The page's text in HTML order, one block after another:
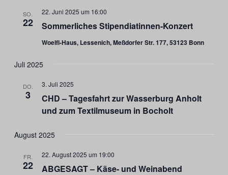
SO.
22 Sommerliches Stipendiatinnen-Konzert
22. Juni 2025 um 16:00
Woelfl-Haus, Lessenich, Meßdorfer Str. 177, 53123 Bonn
Juli 2025
DO.
3
CHD – Tagesfahrt zur Wasserburg Anholt
und zum Textilmuseum in Bocholt
3. Juli 2025
August 2025
FR.
22 ABGESAGT – Käse- und Weinabend
22. August 2025 um 19:00